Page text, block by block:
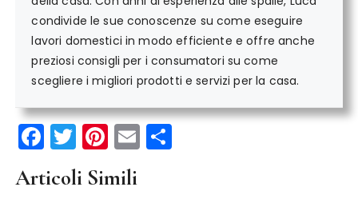
condivide le sue conoscenze su come eseguire
lavori domestici in modo efficiente e offre anche
preziosi consigli per i consumatori su come
scegliere i migliori prodotti e servizi per la casa.
F
a
c
T
w
it
Pi
n
te
E
m
Articoli Simili